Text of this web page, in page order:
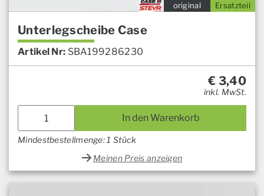
Ersatzteil
original
Unterlegscheibe Case
Artikel Nr: SBA199286230
€ 3,40
inkl. MwSt.
In den Warenkorb
Mindestbestellmenge: 1 Stück
Meinen Preis anzeigen